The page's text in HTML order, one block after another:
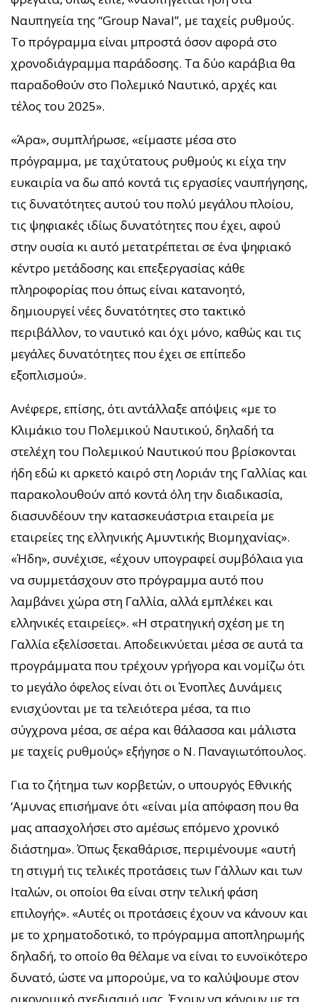
Ναυπηγεία της “Group Naval”, με ταχείς ρυθμούς.
Το πρόγραμμα είναι μπροστά όσον αφορά στο
χρονοδιάγραμμα παράδοσης. Τα δύο καράβια θα
παραδοθούν στο Πολεμικό Ναυτικό, αρχές και
τέλος του 2025».
«Άρα», συμπλήρωσε, «είμαστε μέσα στο
πρόγραμμα, με ταχύτατους ρυθμούς κι είχα την
ευκαιρία να δω από κοντά τις εργασίες ναυπήγησης,
τις δυνατότητες αυτού του πολύ μεγάλου πλοίου,
τις ψηφιακές ιδίως δυνατότητες που έχει, αφού
στην ουσία κι αυτό μετατρέπεται σε ένα ψηφιακό
κέντρο μετάδοσης και επεξεργασίας κάθε
πληροφορίας που όπως είναι κατανοητό,
δημιουργεί νέες δυνατότητες στο τακτικό
περιβάλλον, το ναυτικό και όχι μόνο, καθώς και τις
μεγάλες δυνατότητες που έχει σε επίπεδο
εξοπλισμού».
Ανέφερε, επίσης, ότι αντάλλαξε απόψεις «με το
Κλιμάκιο του Πολεμικού Ναυτικού, δηλαδή τα
στελέχη του Πολεμικού Ναυτικού που βρίσκονται
ήδη εδώ κι αρκετό καιρό στη Λοριάν της Γαλλίας και
παρακολουθούν από κοντά όλη την διαδικασία,
διασυνδέουν την κατασκευάστρια εταιρεία με
εταιρείες της ελληνικής Αμυντικής Βιομηχανίας».
«Ήδη», συνέχισε, «έχουν υπογραφεί συμβόλαια για
να συμμετάσχουν στο πρόγραμμα αυτό που
λαμβάνει χώρα στη Γαλλία, αλλά εμπλέκει και
ελληνικές εταιρείες». «Η στρατηγική σχέση με τη
Γαλλία εξελίσσεται. Αποδεικνύεται μέσα σε αυτά τα
προγράμματα που τρέχουν γρήγορα και νομίζω ότι
το μεγάλο όφελος είναι ότι οι Ένοπλες Δυνάμεις
ενισχύονται με τα τελειότερα μέσα, τα πιο
σύγχρονα μέσα, σε αέρα και θάλασσα και μάλιστα
με ταχείς ρυθμούς» εξήγησε ο Ν. Παναγιωτόπουλος.
Για το ζήτημα των κορβετών, ο υπουργός Εθνικής
‘Αμυνας επισήμανε ότι «είναι μία απόφαση που θα
μας απασχολήσει στο αμέσως επόμενο χρονικό
διάστημα». Όπως ξεκαθάρισε, περιμένουμε «αυτή
τη στιγμή τις τελικές προτάσεις των Γάλλων και των
Ιταλών, οι οποίοι θα είναι στην τελική φάση
επιλογής». «Αυτές οι προτάσεις έχουν να κάνουν και
με το χρηματοδοτικό, το πρόγραμμα αποπληρωμής
δηλαδή, το οποίο θα θέλαμε να είναι το ευνοϊκότερο
δυνατό, ώστε να μπορούμε, να το καλύψουμε στον